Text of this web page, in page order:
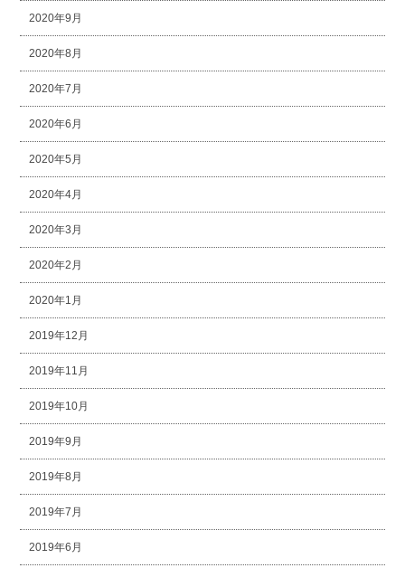
2020年9月
2020年8月
2020年7月
2020年6月
2020年5月
2020年4月
2020年3月
2020年2月
2020年1月
2019年12月
2019年11月
2019年10月
2019年9月
2019年8月
2019年7月
2019年6月